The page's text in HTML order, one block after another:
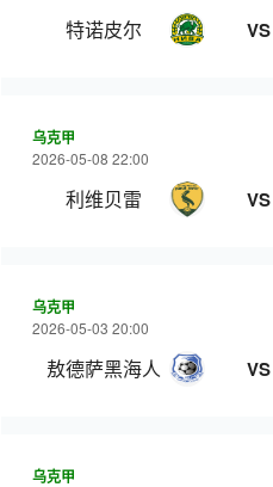
特诺皮尔 VS
乌克甲
2026-05-08 22:00
利维贝雷 VS
乌克甲
2026-05-03 20:00
敖德萨黑海人 VS
乌克甲